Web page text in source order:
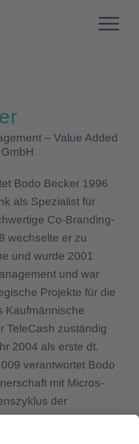
– Value Added
Bodo Becker 1996
als Spezialist für
Co-Branding-
wechselte er zu
und wurde 2001
und war
Projekte für die
Kaufmännische
TeleCash zuständig
2004 als erste dt.
verantwortet Bodo
mit Micros-
der
Produkt „Concardis
nun auch für